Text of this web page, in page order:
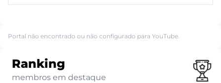
Portal não encontrado ou não configurado para YouTube.
Ranking
membros em destaque